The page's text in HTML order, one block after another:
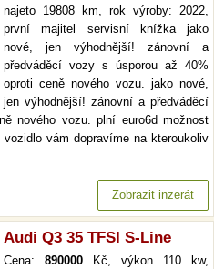
najeto 19808 km, rok výroby: 2022,
první majitel servisní knížka jako
nové, jen výhodnější! zánovní a
předváděcí vozy s úsporou až 40%
oproti ceně nového vozu. jako nové,
jen výhodnější! zánovní a předváděcí
nového vozu. plní euro6d možnost
vám dopravíme na kteroukoliv
Zobrazit inzerát
Audi Q3 35 TFSI S-Line
Cena: 890000 Kč, výkon 110 kw,